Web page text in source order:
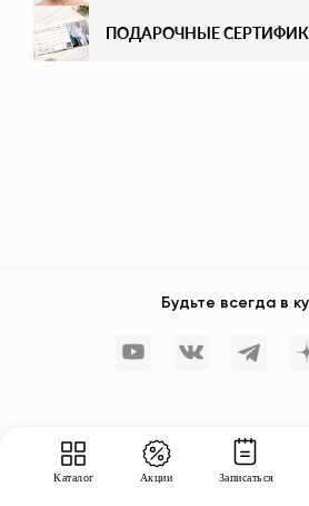
Каталог Акции Записаться
ЭСТЕТИЧЕСКАЯ ГИНЕКОЛОГИЯ
АВТОРСКИЕ ПРОТОКОЛЫ
ПОДАРОЧНЫЕ
Будьте всегда в